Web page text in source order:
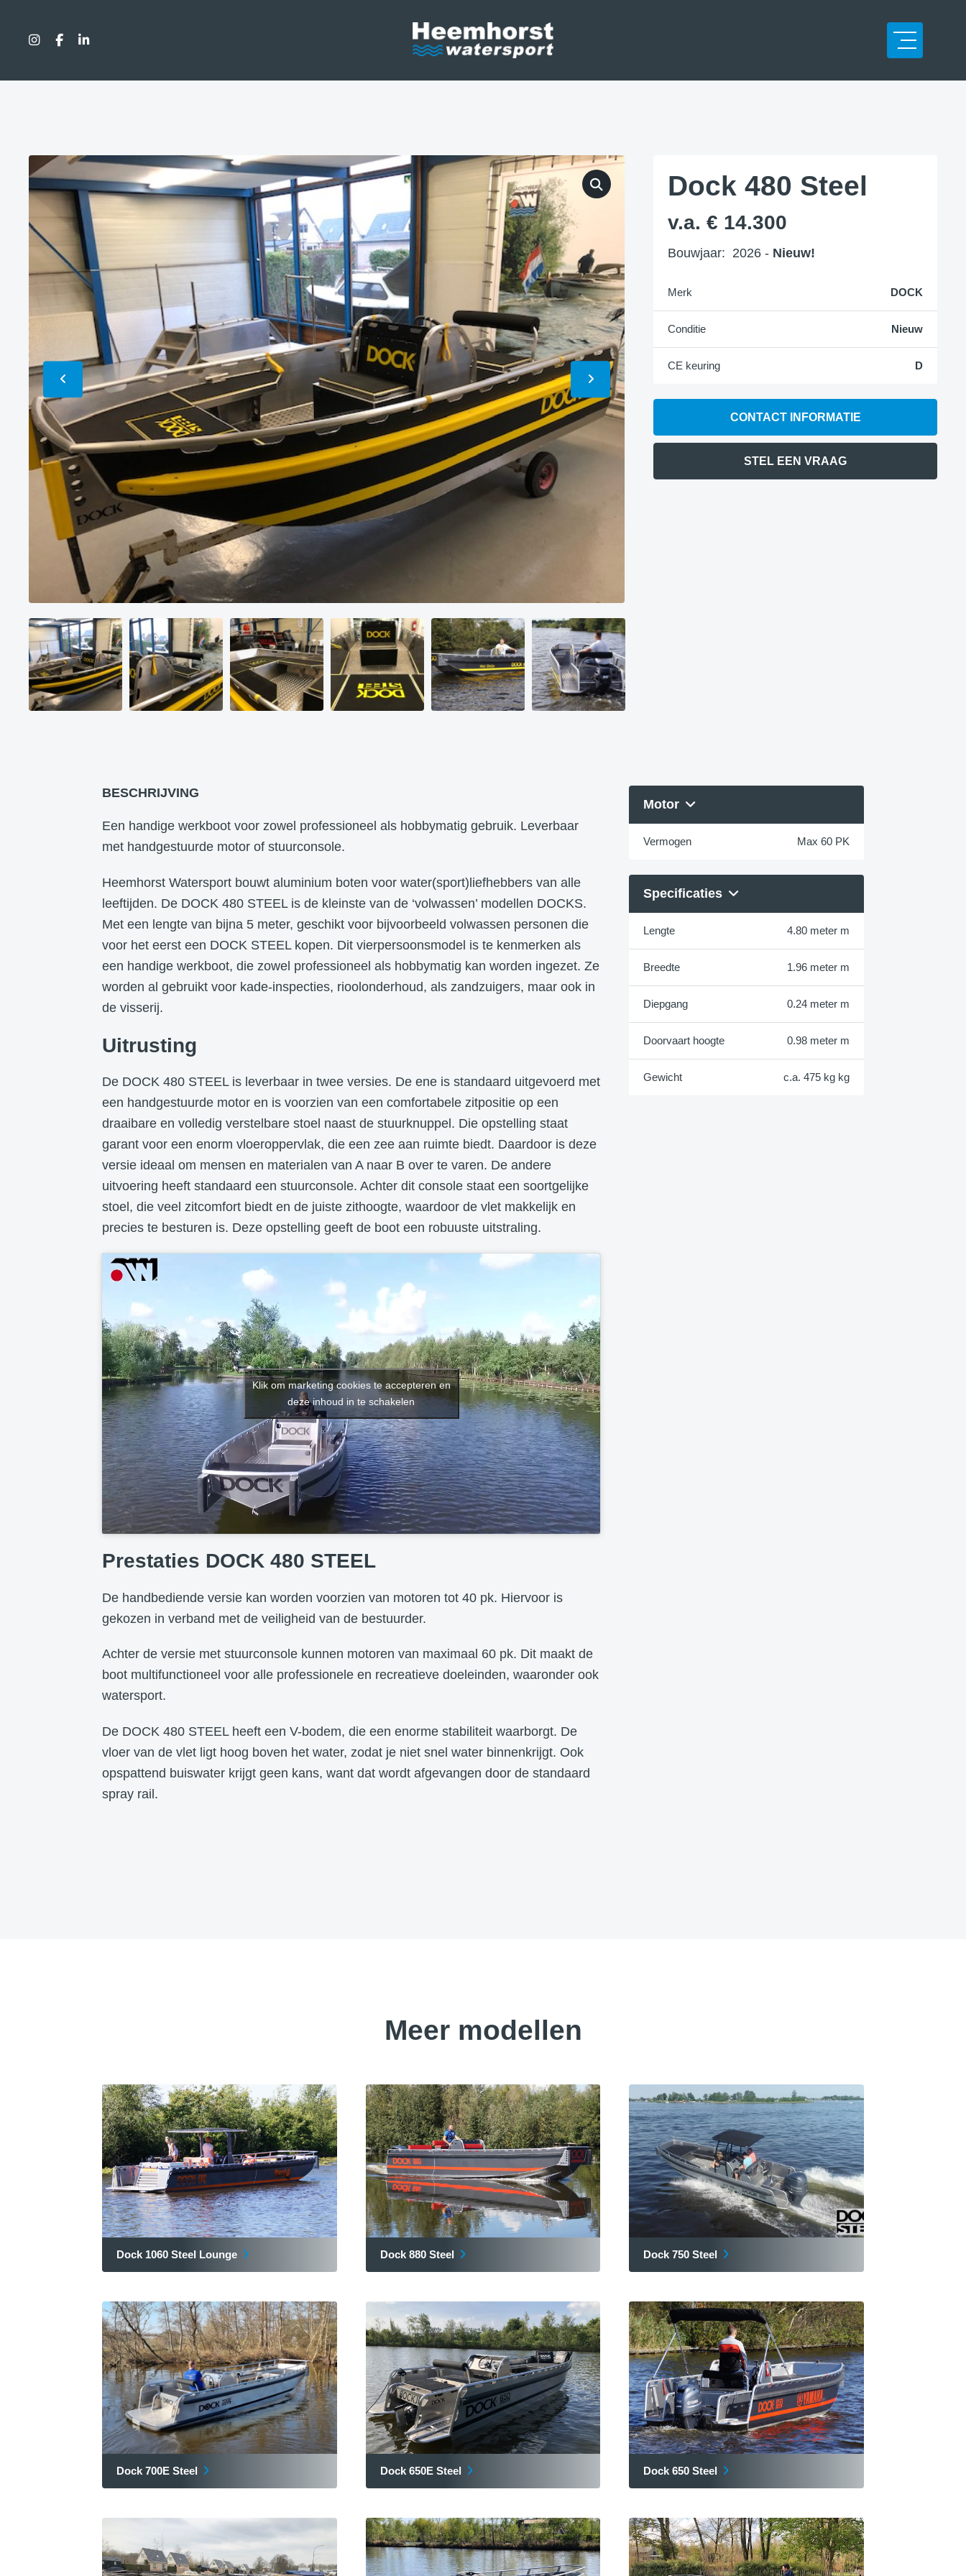
Dock 480 Steel
v.a. € 14.300
Bouwjaar: 2026 - Nieuw!
Merk DOCK
Conditie Nieuw
CE keuring D
CONTACT INFORMATIE
STEL EEN VRAAG
BESCHRIJVING
Een handige werkboot voor zowel professioneel als hobbymatig gebruik. Leverbaar
met handgestuurde motor of stuurconsole.
Heemhorst Watersport bouwt aluminium boten voor water(sport)liefhebbers van alle
leeftijden. De DOCK 480 STEEL is de kleinste van de ‘volwassen’ modellen DOCKS.
Met een lengte van bijna 5 meter, geschikt voor bijvoorbeeld volwassen personen die
voor het eerst een DOCK STEEL kopen. Dit vierpersoonsmodel is te kenmerken als
een handige werkboot, die zowel professioneel als hobbymatig kan worden ingezet. Ze
worden al gebruikt voor kade-inspecties, rioolonderhoud, als zandzuigers, maar ook in
de visserij.
Uitrusting
De DOCK 480 STEEL is leverbaar in twee versies. De ene is standaard uitgevoerd met
een handgestuurde motor en is voorzien van een comfortabele zitpositie op een
draaibare en volledig verstelbare stoel naast de stuurknuppel. Die opstelling staat
garant voor een enorm vloeroppervlak, die een zee aan ruimte biedt. Daardoor is deze
versie ideaal om mensen en materialen van A naar B over te varen. De andere
uitvoering heeft standaard een stuurconsole. Achter dit console staat een soortgelijke
stoel, die veel zitcomfort biedt en de juiste zithoogte, waardoor de vlet makkelijk en
precies te besturen is. Deze opstelling geeft de boot een robuuste uitstraling.
Klik om marketing cookies te accepteren en
deze inhoud in te schakelen
Prestaties DOCK 480 STEEL
De handbediende versie kan worden voorzien van motoren tot 40 pk. Hiervoor is
gekozen in verband met de veiligheid van de bestuurder.
Achter de versie met stuurconsole kunnen motoren van maximaal 60 pk. Dit maakt de
boot multifunctioneel voor alle professionele en recreatieve doeleinden, waaronder ook
watersport.
De DOCK 480 STEEL heeft een V-bodem, die een enorme stabiliteit waarborgt. De
vloer van de vlet ligt hoog boven het water, zodat je niet snel water binnenkrijgt. Ook
opspattend buiswater krijgt geen kans, want dat wordt afgevangen door de standaard
spray rail.
Motor
Vermogen Max 60 PK
Specificaties
Lengte 4.80 meter m
Breedte 1.96 meter m
Diepgang 0.24 meter m
Doorvaart hoogte 0.98 meter m
Gewicht c.a. 475 kg kg
Meer modellen
Dock 1060 Steel Lounge Dock 880 Steel Dock 750 Steel
Dock 700E Steel Dock 650E Steel Dock 650 Steel